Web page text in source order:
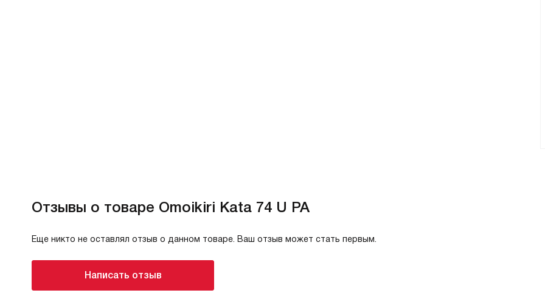
Отзывы о товаре Omoikiri Kata 74 U PA
Еще никто не оставлял отзыв о данном товаре. Ваш отзыв может стать первым.
Написать отзыв